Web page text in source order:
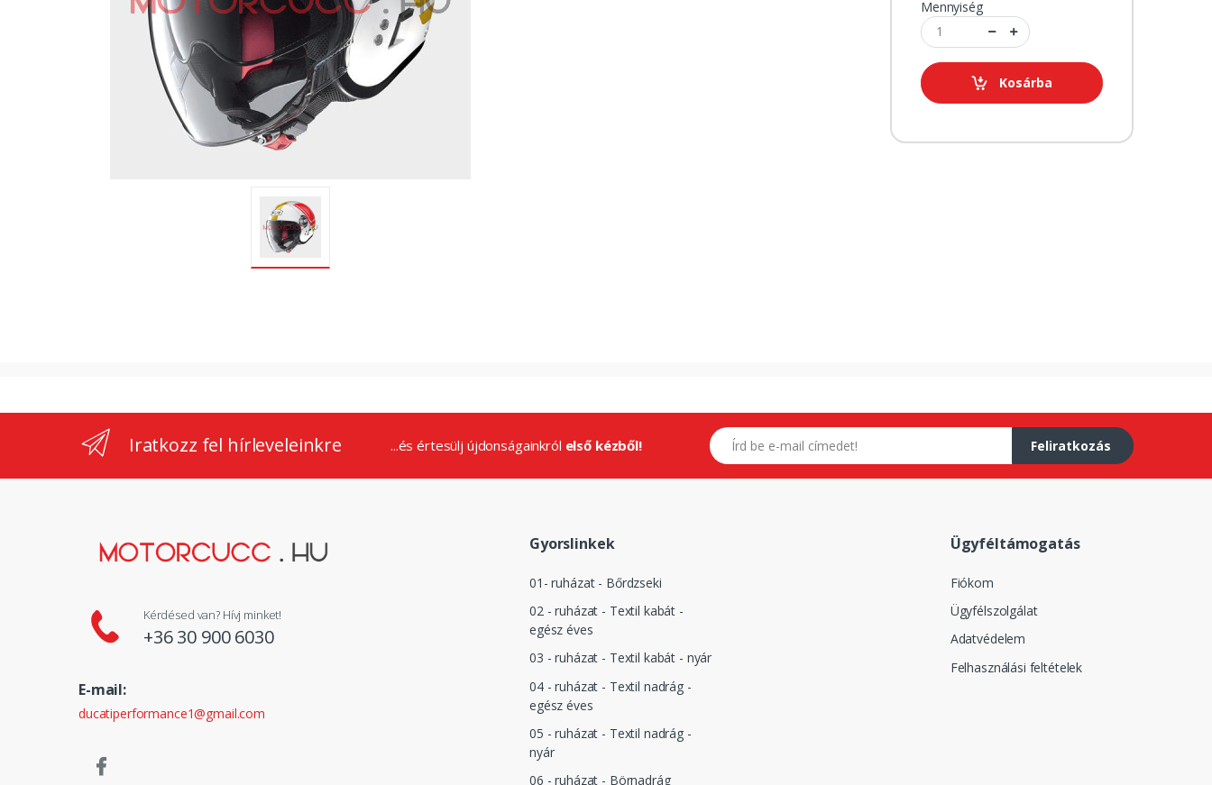
Mennyiség
Kosárba
Iratkozz fel hírleveleinkre ...és értesülj újdonságainkról első kézből!
E-mail címed
Feliratkozás
Kérdésed van? Hívj minket!
+36 30 900 6030
E-mail:
ducatiperformance1@gmail.com
Gyorslinkek
01- ruházat - Bőrdzseki
02 - ruházat - Textil kabát -
egész éves
03 - ruházat - Textil kabát - nyár
04 - ruházat - Textil nadrág -
egész éves
05 - ruházat - Textil nadrág -
nyár
06 - ruházat - Börnadrág
Ügyféltámogatás
Fiókom
Ügyfélszolgálat
Adatvédelem
Felhasználási feltételek